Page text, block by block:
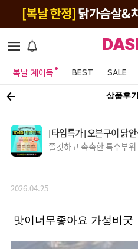
복날 계이득 BEST SALE
상품후
[타임특가] 오븐구이 닭
쫄깃하고 촉촉한 특수부
2026.04.25
맛이너무좋아요 가성비굿